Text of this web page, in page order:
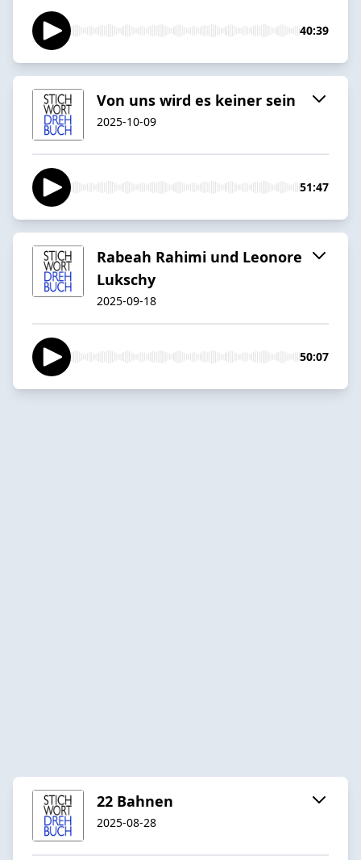
40:39
Von uns wird es keiner sein
2025-10-09
51:47
Rabeah Rahimi und Leonore
Lukschy
2025-09-18
50:07
22 Bahnen
2025-08-28